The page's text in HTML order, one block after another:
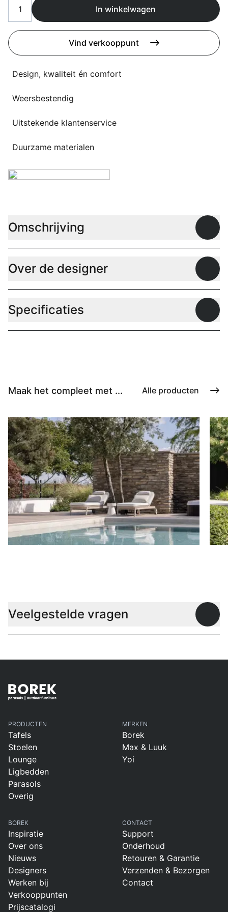
Overig
Deals
Flagship stores
Contact
Support
Nieuws
Events
Werken bij
Over ons
In winkelwagen
Vind verkooppunt
Design, kwaliteit én comfort
Weersbestendig
Uitstekende klantenservice
Duurzame materialen
Omschrijving
Over de designer
Specificaties
Maak het compleet met ... Alle producten
Veelgestelde vragen
PRODUCTEN
Tafels
Stoelen
Lounge
Ligbedden
Parasols
Overig
MERKEN
Borek
Max & Luuk
Yoi
BOREK
Inspiratie
Over ons
Nieuws
Designers
Werken bij
Verkooppunten
Prijscatalogi
CONTACT
Support
Onderhoud
Retouren & Garantie
Verzenden & Bezorgen
Contact